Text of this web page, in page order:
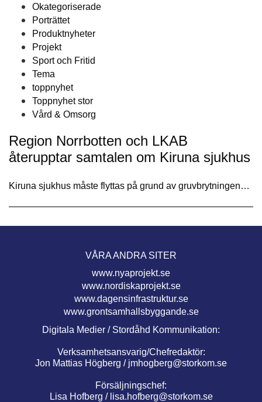
Okategoriserade
Porträttet
Produktnyheter
Projekt
Sport och Fritid
Tema
toppnyhet
Toppnyhet stor
Vård & Omsorg
Region Norrbotten och LKAB
återupptar samtalen om Kiruna sjukhus
Kiruna sjukhus måste flyttas på grund av gruvbrytningen…
VÅRA ANDRA SITER
www.nyaprojekt.se
www.nordiskaprojekt.se
www.dagensinfrastruktur.se
www.grontsamhallsbyggande.se
Digitala Medier / Stordåhd Kommunikation:
Verksamhetsansvarig/Chefredaktör:
Jon Mattias Högberg / jmhogberg@storkom.se
Försäljningschef:
Lisa Hofberg / lisa.hofberg@storkom.se